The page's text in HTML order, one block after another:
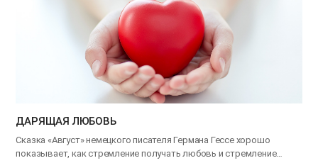
ДАРЯЩАЯ ЛЮБОВЬ
Сказка «Август» немецкого писателя Германа Гессе хорошо
показывает, как стремление получать любовь и стремление